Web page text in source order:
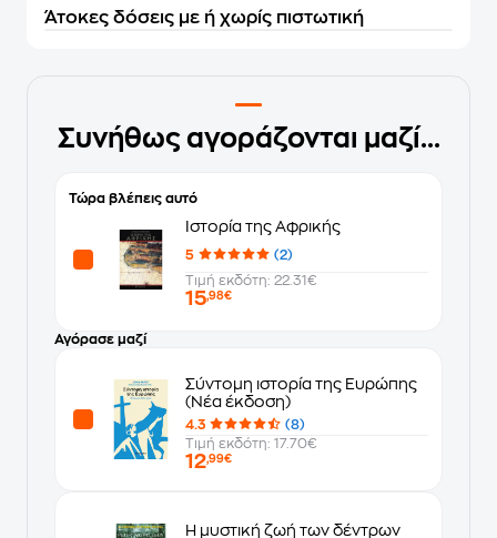
Άτοκες δόσεις με ή χωρίς πιστωτική
Συνήθως αγοράζονται μαζί...
Τώρα βλέπεις αυτό
Ιστορία της Αφρικής
5
(2)
Τιμή εκδότη: 22.31€
15,98€
Αγόρασε μαζί
Σύντομη ιστορία της Ευρώπης
(Νέα έκδοση)
4.3
(8)
Τιμή εκδότη: 17.70€
12,99€
Η μυστική ζωή των δέντρων